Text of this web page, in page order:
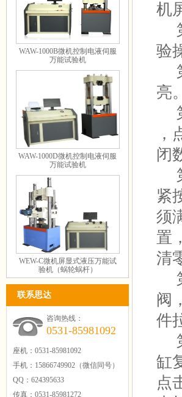
WAW-1000B微机控制电液伺服
万能试验机
WAW-1000D微机控制电液伺服
万能试验机
WEW-C微机屏显式液压万能试
验机（蜗轮蜗杆）
联系思达
咨询热线：
0531-85981092
座机：0531-85981092
手机：15866749902（微信同号）
QQ：624395633
传真：0531-85981272
机
验
亮。
，
闭
紧
须
置
清
阀
件
缸
点